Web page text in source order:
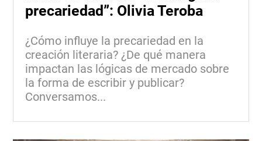
precariedad”: Olivia Teroba
¿Cómo influye la precariedad en la
creación literaria? ¿De qué manera
impactan las lógicas de mercado sobre
la forma de escribir y publicar?
Conversamos...